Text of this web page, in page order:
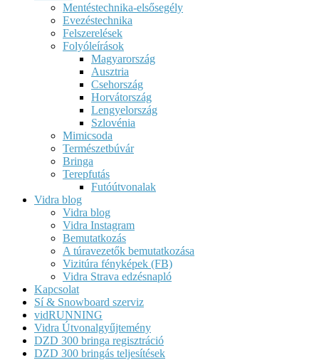
Mentéstechnika-elsősegély
Evezéstechnika
Felszerelések
Folyóleírások
Magyarország
Ausztria
Csehország
Horvátország
Lengyelország
Szlovénia
Mimicsoda
Természetbúvár
Bringa
Terepfutás
Futóútvonalak
Vidra blog
Vidra blog
Vidra Instagram
Bemutatkozás
A túravezetők bemutatkozása
Vizitúra fényképek (FB)
Vidra Strava edzésnapló
Kapcsolat
Sí & Snowboard szerviz
vidRUNNING
Vidra Útvonalgyűjtemény
DZD 300 bringa regisztráció
DZD 300 bringás teljesítések